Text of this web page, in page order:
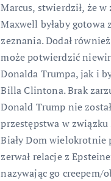
Marcus, stwierdził, że w
Maxwell byłaby gotowa
zeznania. Dodał
może potwierdzić
Donalda Trumpa, jak i
Billa Clintona. Brak
Donald Trump nie
przestępstwa w związku
Biały Dom wielokrotnie
zerwał relacje z
nazywając go creepem/